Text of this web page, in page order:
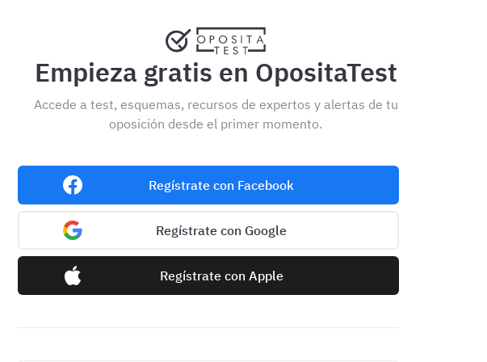
Empieza gratis en OpositaTest
Accede a test, esquemas, recursos de expertos y alertas de tu
oposición desde el primer momento.
Regístrate con Facebook
Regístrate con Google
Regístrate con Apple